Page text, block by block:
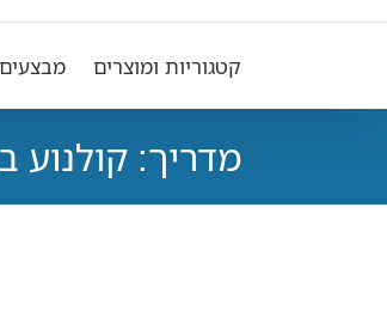
קטגוריות ומוצרים מבצעים
מדריך: